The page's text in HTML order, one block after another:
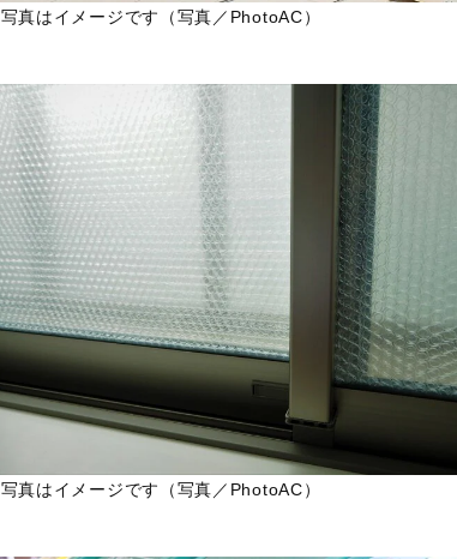
写真はイメージです（写真／PhotoAC）
写真はイメージです（写真／PhotoAC）